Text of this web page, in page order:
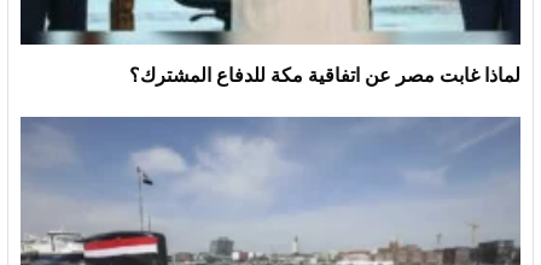
لماذا غابت مصر عن اتفاقية مكة للدفاع المشترك؟